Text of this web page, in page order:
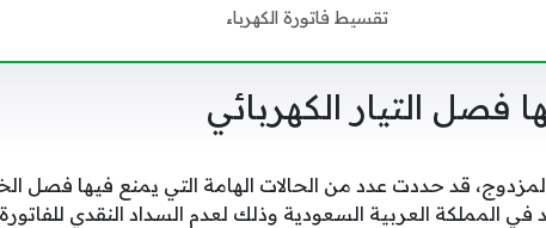
تقسيط فاتورة الكهرباء
فصل التيار الكهربائي
المزدوج، قد حددت عدد من الحالات الهامة التي يمنع فيها فصل
المملكة العربية السعودية وذلك لعدم السداد النقدي